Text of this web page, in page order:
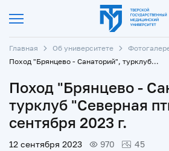
Главная Об университете
Поход "Брянцево - Санаторий", турклуб "Северная птица", 10 сентября 2023 г.
Поход "Брянцево -
турклуб "Северная
сентября 2023 г.
12 сентября 2023 970
45